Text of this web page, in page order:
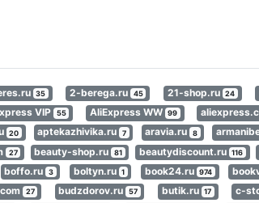
35 2-berega.ru 45 21-shop.ru 24
VIP 55 AliExpress WW 99
20 aptekazhivika.ru 7 aravia.ru 8
27 beauty-shop.ru 81 beautydiscount.ru 116
boffo.ru 3 boltyn.ru 1 book24.ru 974
27 budzdorov.ru 57 butik.ru 17 c-